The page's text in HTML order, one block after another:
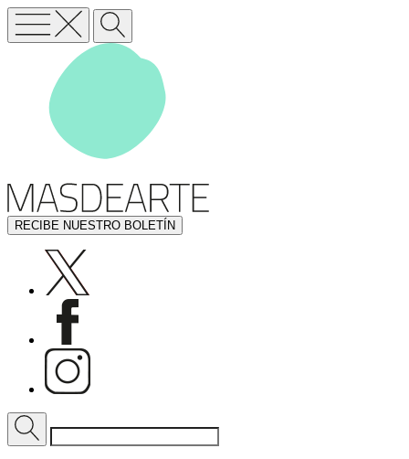
RECIBE NUESTRO BOLETÍN